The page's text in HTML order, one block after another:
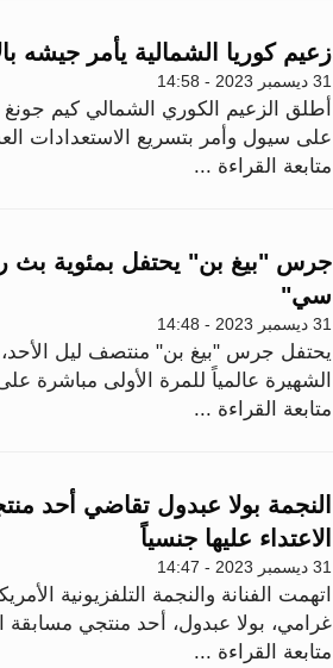
زعيم كوريا الشمالية يأمر جيشه
31 ديسمبر 2023 - 14:58
أطلق الزعيم الكوري الشمالي كيم
على سيول وأمر بتسريع الاستعدادات
متابعة القراءة ...
جرس "بيغ بن" يحتفل بمئوية بث
سي"
31 ديسمبر 2023 - 14:48
يحتفل جرس "بيغ بن" منتصف ليل
الشهيرة عالمياً للمرة الأولى مباشرة
متابعة القراءة ...
النجمة بولا عبدول تقاضي أحد
الاعتداء عليها جنسياً
31 ديسمبر 2023 - 14:47
اتهمت الفنانة والنجمة التلفزيونية
غرامي، بولا عبدول، أحد منتجي مسابقة
متابعة القراءة ...